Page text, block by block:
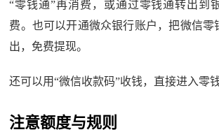
“零钱通”再消费，或通过零钱通转出到
费。也可以开通微众银行账户，把微信零
出，免费提现。
还可以用“微信收款码”收钱，直接进入零
注意额度与规则